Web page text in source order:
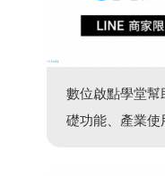
數位啟點學堂幫
礎功能、產業使